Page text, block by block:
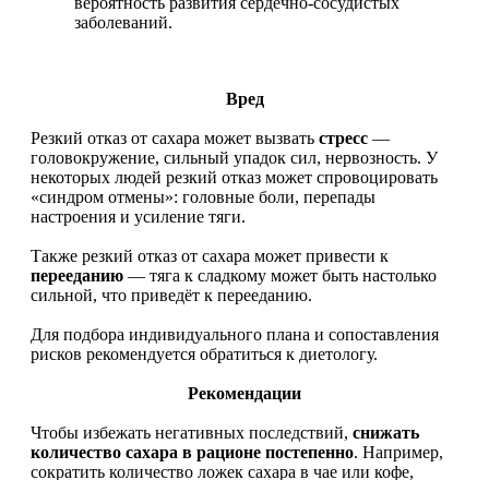
заболеваний.
Вред
Резкий отказ от сахара может вызвать стресс —
головокружение, сильный упадок сил, нервозность. У
некоторых людей резкий отказ может спровоцировать
«синдром отмены»: головные боли, перепады
настроения и усиление тяги.
Также резкий отказ от сахара может привести к
перееданию — тяга к сладкому может быть настолько
сильной, что приведёт к перееданию.
Для подбора индивидуального плана и сопоставления
рисков рекомендуется обратиться к диетологу.
Рекомендации
Чтобы избежать негативных последствий, снижать
количество сахара в рационе постепенно. Например,
сократить количество ложек сахара в чае или кофе,